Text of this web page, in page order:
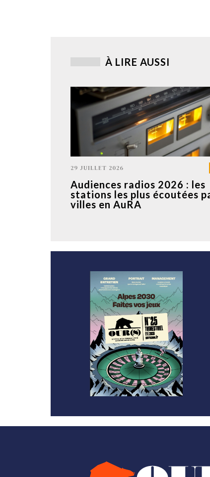
À LIRE AUSSI
29 JUILLET 2026
Audiences radios 2026 : les
stations les plus écoutées
villes en AuRA